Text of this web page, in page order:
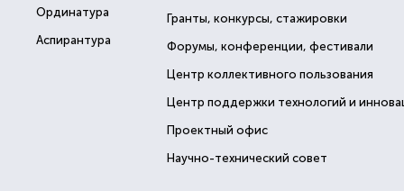
Ординатура
Аспирантура
Гранты, конкурсы, стажировки
Форумы, конференции, фестивали
Центр коллективного пользования
Центр поддержки технологий и
Проектный офис
Научно-технический совет